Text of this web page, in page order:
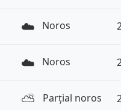
☁️ Noros
☁️ Noros
⛅️ Parțial noros